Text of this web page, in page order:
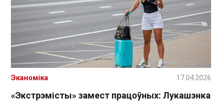
«Экстрэмісты» замест працоўных: Лукашэнка
Эканоміка 17.04.2026